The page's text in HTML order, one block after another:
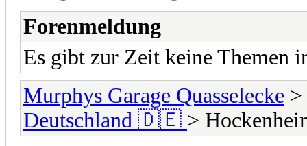
Forenmeldung
Es gibt zur Zeit keine Themen
Murphys Garage Quasselecke >
Deutschland 🇩🇪 >